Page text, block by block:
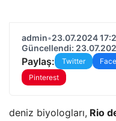
admin•23.07.2024
Güncellendi:
Paylaş: Twitter
Pinterest
deniz biyologları, Rio